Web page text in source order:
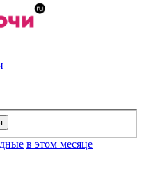
в этом месяце